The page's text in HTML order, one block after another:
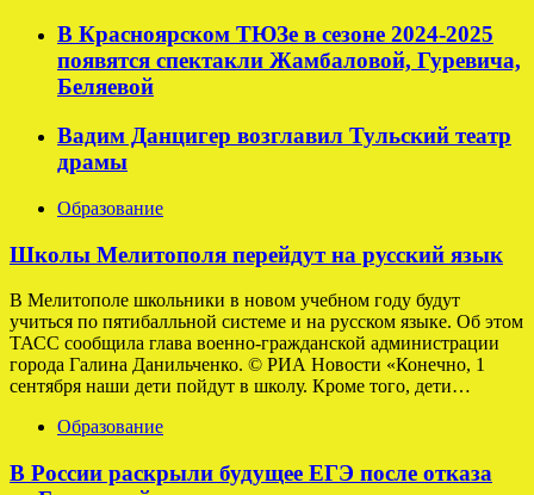
В Красноярском ТЮЗе в сезоне 2024-2025
появятся спектакли Жамбаловой, Гуревича,
Беляевой
Вадим Данцигер возглавил Тульский театр
драмы
Образование
Школы Мелитополя перейдут на русский язык
В Мелитополе школьники в новом учебном году будут
учиться по пятибалльной системе и на русском языке. Об этом
ТАСС сообщила глава военно-гражданской администрации
города Галина Данильченко. © РИА Новости «Конечно, 1
сентября наши дети пойдут в школу. Кроме того, дети…
Образование
В России раскрыли будущее ЕГЭ после отказа